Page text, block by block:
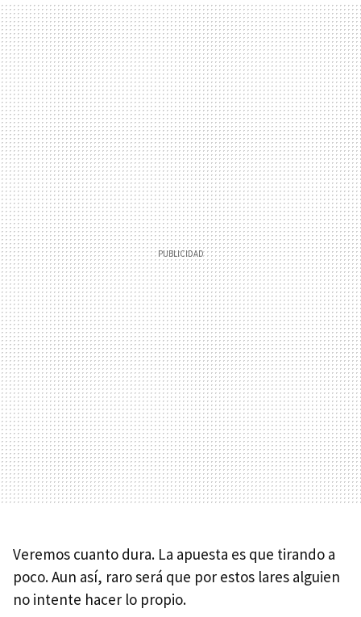
Veremos cuanto dura. La apuesta es que tirando a
poco. Aun así, raro será que por estos lares alguien
no intente hacer lo propio.